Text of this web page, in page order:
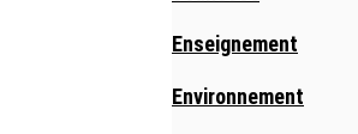
Enseignement
Environnement